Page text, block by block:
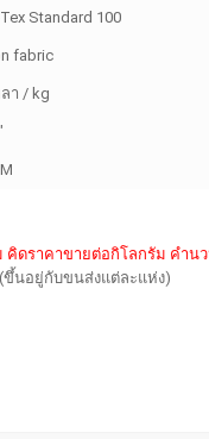
Standard 100
fabric
า / kg
คิดราคาขายต่อกิโลกรัม คำน
(ขึ้นอยู่กับขนส่งแต่ละแห่ง)